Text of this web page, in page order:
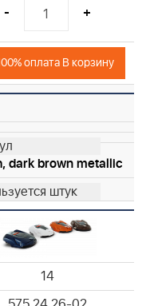
- +
оплата В корзину
dark brown metallic
14